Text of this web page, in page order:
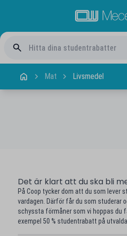
Mat Livsmedel
Det är klart att du ska bli
På Coop tycker dom att du som lever
vardagen. Därför får du som studerar
schyssta förmåner som vi hoppas du
exempel 50 % studentrabatt på utvalda